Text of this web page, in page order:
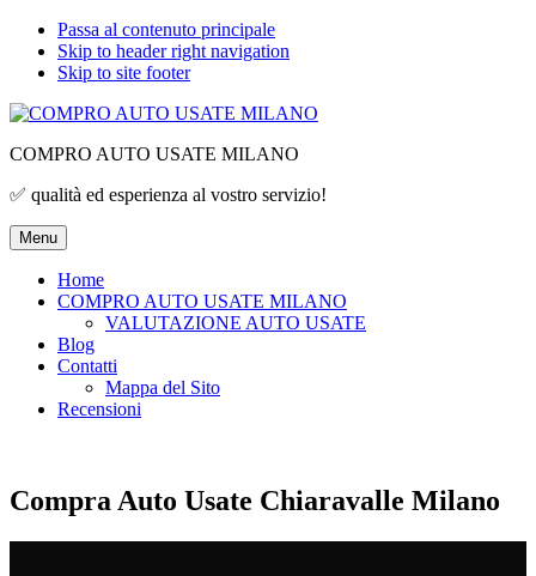
Passa al contenuto principale
Skip to header right navigation
Skip to site footer
COMPRO AUTO USATE MILANO
✅ qualità ed esperienza al vostro servizio!
Menu
Home
COMPRO AUTO USATE MILANO
VALUTAZIONE AUTO USATE
Blog
Contatti
Mappa del Sito
Recensioni
Compra Auto Usate Chiaravalle Milano